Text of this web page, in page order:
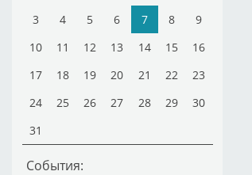
3
4 5 6 7 8
9
10
11 12 13 14 15
16
17
18 19 20 21 22
23
24
25 26 27 28 29
30
31
События: